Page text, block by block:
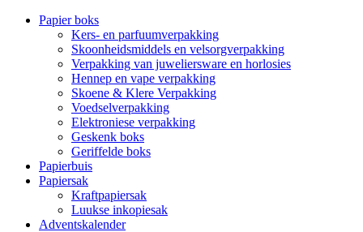
Papier boks
Kers- en parfuumverpakking
Skoonheidsmiddels en velsorgverpakking
Verpakking van juweliersware en horlosies
Hennep en vape verpakking
Skoene & Klere Verpakking
Voedselverpakking
Elektroniese verpakking
Geskenk boks
Geriffelde boks
Papierbuis
Papiersak
Kraftpapiersak
Luukse inkopiesak
Adventskalender